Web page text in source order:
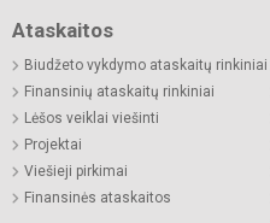
Ataskaitos
Biudžeto vykdymo ataskaitų rinkiniai
Finansinių ataskaitų rinkiniai
Lėšos veiklai viešinti
Projektai
Viešieji pirkimai
Finansinės ataskaitos